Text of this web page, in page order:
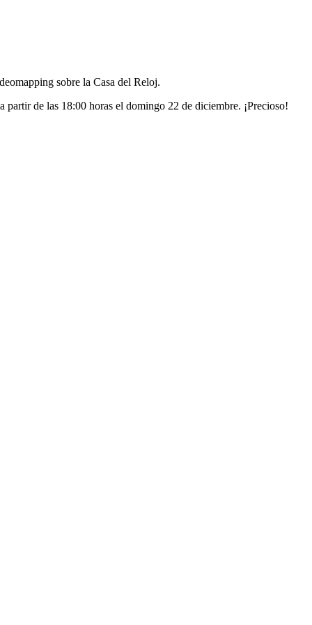
sobre la Casa del Reloj.
de las 18:00 horas el domingo 22 de diciembre. ¡Precioso!